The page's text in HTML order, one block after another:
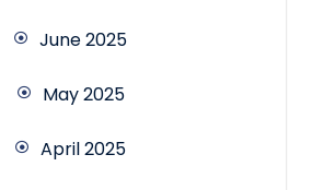
June 2025
May 2025
April 2025